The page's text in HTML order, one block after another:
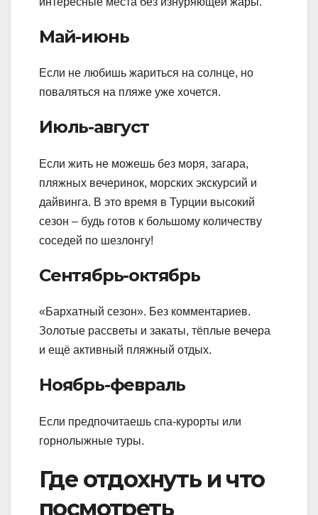
Май-июнь
Если не любишь жариться на солнце, но
поваляться на пляже уже хочется.
Июль-август
Если жить не можешь без моря, загара,
пляжных вечеринок, морских экскурсий и
дайвинга. В это время в Турции высокий
сезон – будь готов к большому количеству
соседей по шезлонгу!
Сентябрь-октябрь
«Бархатный сезон». Без комментариев.
Золотые рассветы и закаты, тёплые вечера
и ещё активный пляжный отдых.
Ноябрь-февраль
Если предпочитаешь спа-курорты или
горнолыжные туры.
Где отдохнуть и что
посмотреть